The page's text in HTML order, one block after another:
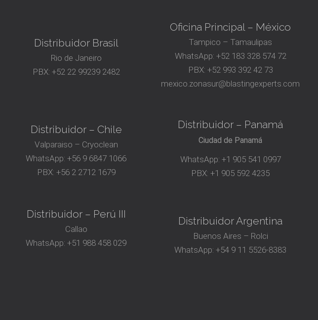
Distribuidor Brasil
Rio de Janeiro
PBX: +52 22 99239 2482
Oficina Principal – México
Tampico – Tamaulipas
WhatsApp: +52 183 328 574 72
PBX: +52 993 392 42 73
mexico.zonasur@blastingexperts.com
Distribuidor – Chile
Valparaiso – Cryoclean
WhatsApp: +56 9 6847 1066
PBX: +56 2 2712 1679
Distribuidor – Panamá
Ciudad de Panamá
WhatsApp: +1 905 541 0997
PBX:+1 905 592 4235
Distribuidor – Perú III
Callao
WhatsApp: +51 988 458 029
Distribuidor Argentina
Buenos Aires – Rolci
WhatsApp:+54 9 11 5526-8383